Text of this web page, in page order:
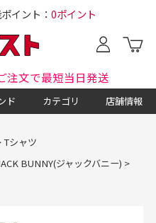
イント： 0ポイント
注文で最短当日発送
ド カテゴリ 店舗情報
Tシャツ
BUNNY(ジャックバニー) >